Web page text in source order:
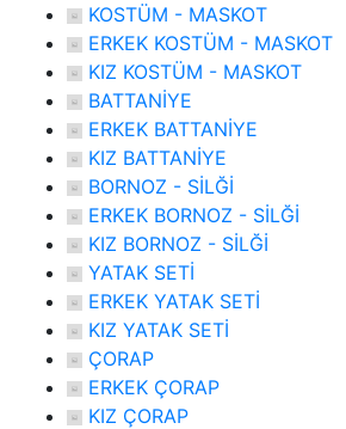
KOSTÜM - MASKOT
ERKEK KOSTÜM - MASKOT
KIZ KOSTÜM - MASKOT
BATTANİYE
ERKEK BATTANİYE
KIZ BATTANİYE
BORNOZ - SİLĞİ
ERKEK BORNOZ - SİLĞİ
KIZ BORNOZ - SİLĞİ
YATAK SETİ
ERKEK YATAK SETİ
KIZ YATAK SETİ
ÇORAP
ERKEK ÇORAP
KIZ ÇORAP